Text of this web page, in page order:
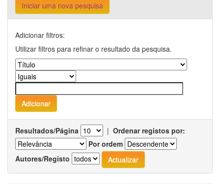
Iniciar uma nova pesquisa
Adicionar filtros:
Utilizar filtros para refinar o resultado da pesquisa.
Resultados/Página | Ordenar registos por:
Por ordem
Autores/Registo